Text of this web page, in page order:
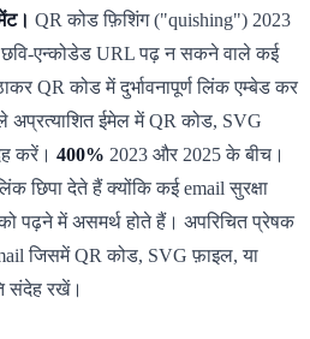
QR कोड फ़िशिंग ("quishing") 2023
एन्कोडेड URL पढ़ न सकने वाले कई
QR कोड में दुर्भावनापूर्ण लिंक एम्बेड कर
ईमेल में QR कोड, SVG
करें। 400% 2023 और 2025 के बीच।
छिपा देते हैं क्योंकि कई email सुरक्षा
पढ़ने में असमर्थ होते हैं। अपरिचित प्रेषक
जिसमें QR कोड, SVG फ़ाइल, या
संदेह रखें।